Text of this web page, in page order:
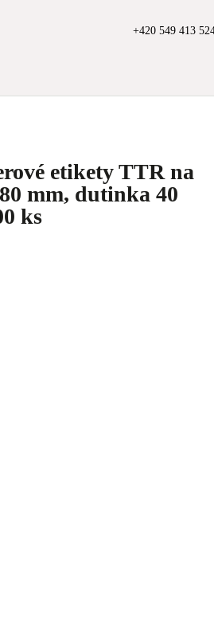
+420 549 413
etikety TTR na
mm, dutinka 40
ks